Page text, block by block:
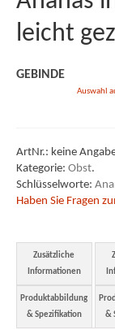
AVLB & ATB
leicht
GEBINDE
Auswahl
ArtNr.: keine
Kategorie: Obst.
Schlüsselworte:
Haben Sie Fragen
Zusätzliche
Informationen
Produktabbildung
& Spezifikation
&